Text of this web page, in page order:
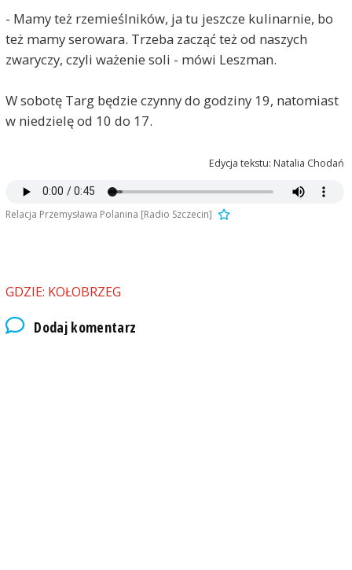
- Mamy też rzemieślników, ja tu jeszcze kulinarnie, bo
też mamy serowara. Trzeba zacząć też od naszych
zwaryczy, czyli ważenie soli - mówi Leszman.
W sobotę Targ będzie czynny do godziny 19, natomiast
w niedzielę od 10 do 17.
Edycja tekstu: Natalia Chodań
Relacja Przemysława Polanina [Radio Szczecin]
GDZIE: KOŁOBRZEG
Dodaj komentarz